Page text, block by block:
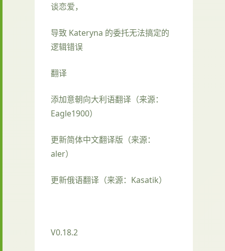
谈恋爱，
导致 Kateryna 的委托无法搞定的
逻辑错误
翻译
添加意朝向大利语翻译（来源：
Eagle1900）
更新简体中文翻译版（来源：
aler）
更新俄语翻译（来源：Kasatik）
V0.18.2